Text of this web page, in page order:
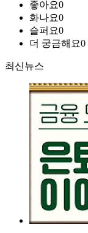
좋아요0
화나요0
슬퍼요0
더 궁금해요0
최신뉴스